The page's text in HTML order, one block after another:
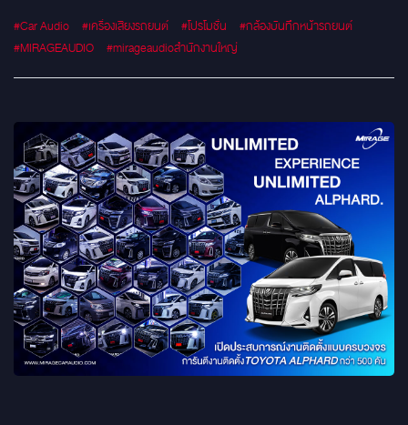
#Car Audio #เครื่องเสียงรถยนต์ #โปรโมชั่น
#กล้องบันทึกหน้ารถยนต์
#MIRAGEAUDIO
#mirageaudioสำนักงานใหญ่